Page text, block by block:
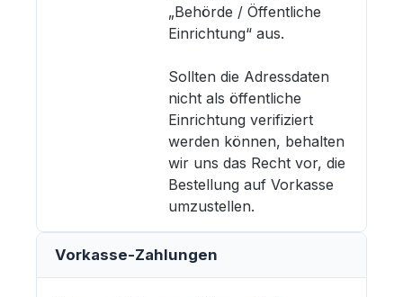
„Behörde / Öffentliche
Einrichtung“ aus.
Sollten die Adressdaten
nicht als öffentliche
Einrichtung verifiziert
werden können, behalten
wir uns das Recht vor, die
Bestellung auf Vorkasse
umzustellen.
Vorkasse-Zahlungen